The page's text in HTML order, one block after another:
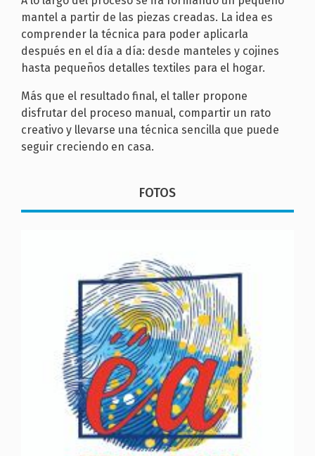
mantel a partir de las piezas creadas. La idea es
comprender la técnica para poder aplicarla
después en el día a día: desde manteles y cojines
hasta pequeños detalles textiles para el hogar.
Más que el resultado final, el taller propone
disfrutar del proceso manual, compartir un rato
creativo y llevarse una técnica sencilla que puede
seguir creciendo en casa.
FOTOS